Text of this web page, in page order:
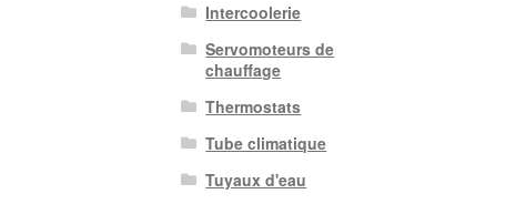
Intercoolerie
Servomoteurs de
chauffage
Thermostats
Tube climatique
Tuyaux d'eau